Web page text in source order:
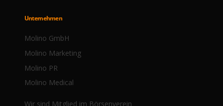
Wir sind Mitglied im Börsenverein
Unternehmen
Molino GmbH
Molino Marketing
Molino PR
Molino Medical